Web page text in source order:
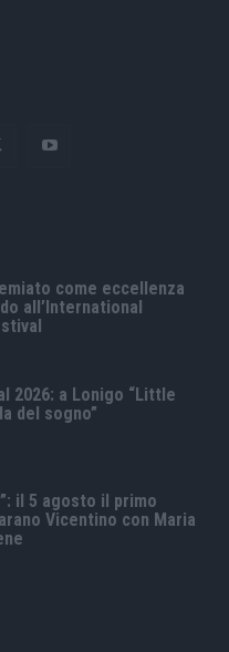
come eccellenza
all’International
2026: a Lonigo “Little
del sogno”
il 5 agosto il primo
Vicentino con Maria